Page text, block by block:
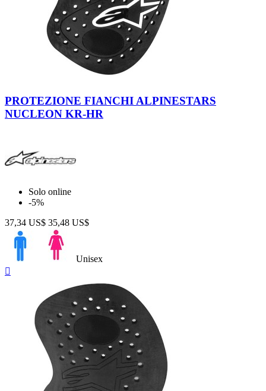
-
White
PROTEZIONE FIANCHI ALPINESTARS
NUCLEON KR-HR
Solo online
-5%
37,34 US$ 35,48 US$
Unisex
